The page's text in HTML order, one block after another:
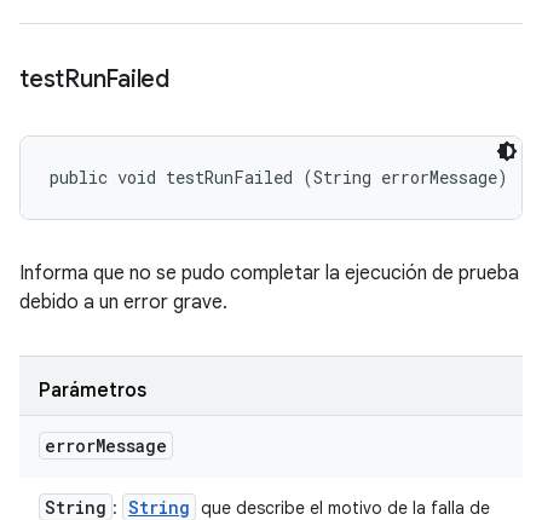
testRunFailed
public void testRunFailed (String errorMessage)
Informa que no se pudo completar la ejecución de prueba
debido a un error grave.
Parámetros
errorMessage
String : String que describe el motivo de la falla de